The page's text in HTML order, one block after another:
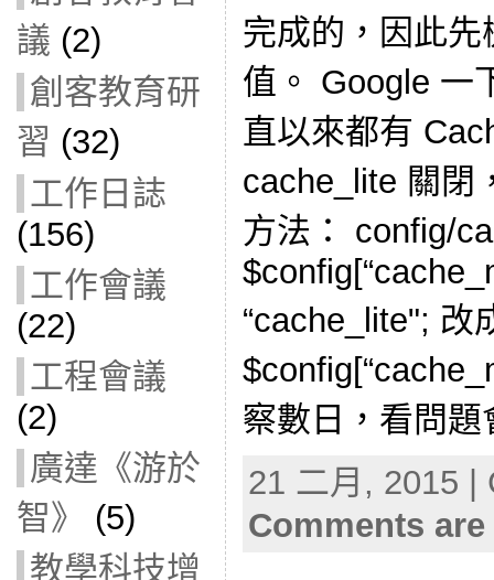
議 (2)
創客教育研
習 (32)
工作日誌
(156)
工作會議
(22)
工程會議
(2)
廣達《游於
智》
(5)
教學科技增
完成的，因此
值。 Google 一
直以來都有
cache_lite 關閉
方法： config/
“cache_lite"; 改
察數日，看問
21 二月, 2015
Comments